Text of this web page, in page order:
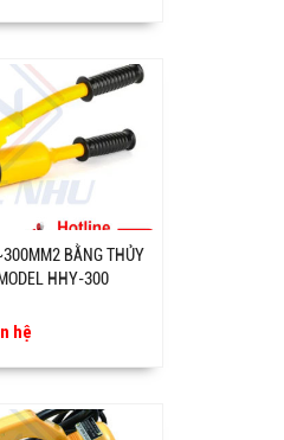
BẰNG THỦY
HHY-300
hệ